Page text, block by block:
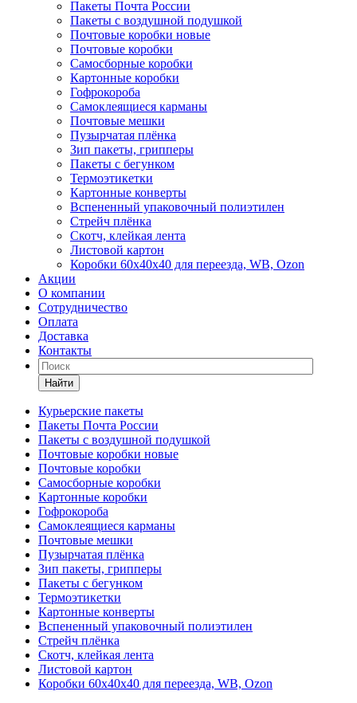
Пакеты Почта России
Пакеты с воздушной подушкой
Почтовые коробки новые
Почтовые коробки
Самосборные коробки
Картонные коробки
Гофрокороба
Самоклеящиеся карманы
Почтовые мешки
Пузырчатая плёнка
Зип пакеты, грипперы
Пакеты с бегунком
Термоэтикетки
Картонные конверты
Вспененный упаковочный полиэтилен
Стрейч плёнка
Скотч, клейкая лента
Листовой картон
Коробки 60х40х40 для переезда, WB, Ozon
Акции
О компании
Сотрудничество
Оплата
Доставка
Контакты
Найти
Курьерские пакеты
Пакеты Почта России
Пакеты с воздушной подушкой
Почтовые коробки новые
Почтовые коробки
Самосборные коробки
Картонные коробки
Гофрокороба
Самоклеящиеся карманы
Почтовые мешки
Пузырчатая плёнка
Зип пакеты, грипперы
Пакеты с бегунком
Термоэтикетки
Картонные конверты
Вспененный упаковочный полиэтилен
Стрейч плёнка
Скотч, клейкая лента
Листовой картон
Коробки 60х40х40 для переезда, WB, Ozon